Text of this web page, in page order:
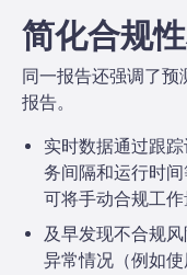
简化合规
同一报告还强调了
报告。
实时数据通过跟
务间隔和运行时
可将手动合规工作
及早发现不合规风
异常情况（例如